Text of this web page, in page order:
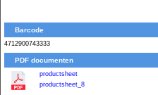
Barcode
4712900743333
PDF documenten
productsheet
productsheet_8